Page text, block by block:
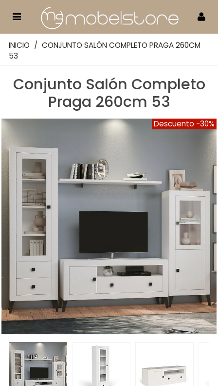
INICIO / CONJUNTO SALÓN COMPLETO PRAGA 260CM
53
Conjunto Salón Completo
Praga 260cm 53
Descuento -30%